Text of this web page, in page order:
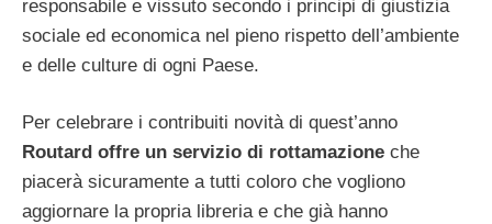
responsabile e vissuto secondo i principi di giustizia
sociale ed economica nel pieno rispetto dell’ambiente
e delle culture di ogni Paese.
Per celebrare i contribuiti novità di quest’anno
Routard offre un servizio di rottamazione che
piacerà sicuramente a tutti coloro che vogliono
aggiornare la propria libreria e che già hanno